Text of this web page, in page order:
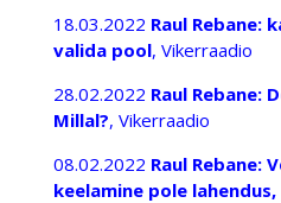
18.03.2022 Raul Rebane:
valida pool, Vikerraadio
28.02.2022 Raul Rebane:
Millal?, Vikerraadio
08.02.2022 Raul Rebane:
keelamine pole